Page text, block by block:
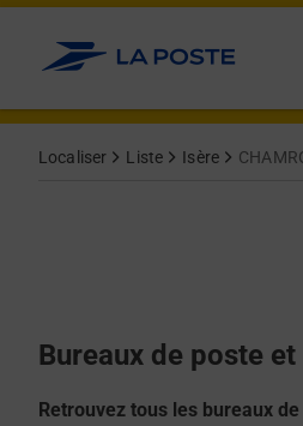
Allez au contenu
Localiser Liste Isère
Bureaux de poste
Retrouvez tous les bureaux
Afficher ou masquer la réponse
Afficher ou masquer la réponse
Afficher ou masquer la réponse
Afficher ou masquer la réponse
Afficher ou masquer la réponse